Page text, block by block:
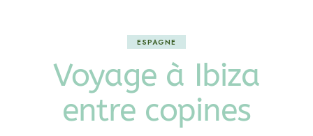
ESPAGNE
Voyage à Ibiza
entre copines